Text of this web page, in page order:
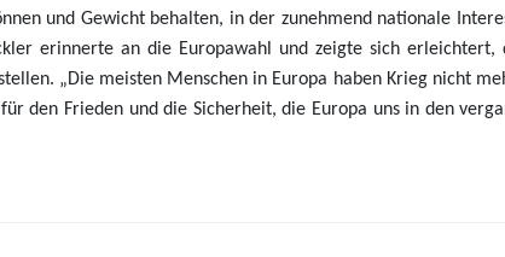
und Gewicht behalten, in der zunehmend nationale
erinnerte an die Europawahl und zeigte sich erleichtert,
„Die meisten Menschen in Europa haben Krieg nicht
den Frieden und die Sicherheit, die Europa uns in den